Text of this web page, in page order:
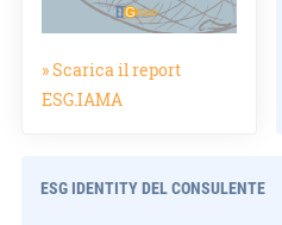
» Scarica il report
ESG.IAMA
ESG IDENTITY DEL CONSULENTE